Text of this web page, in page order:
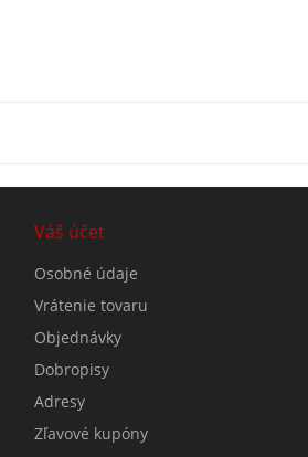
Váš účet
Osobné údaje
Vrátenie tovaru
Objednávky
Dobropisy
Adresy
Zľavové kupóny